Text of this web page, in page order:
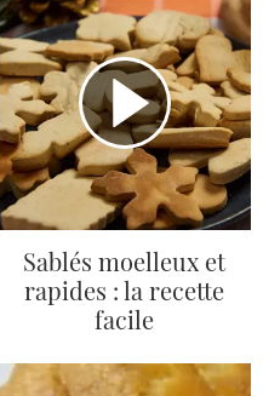
Sablés moelleux et
rapides : la recette
facile